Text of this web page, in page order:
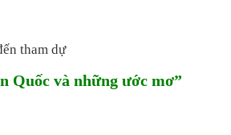
tham dự
Quốc và những ước mơ”